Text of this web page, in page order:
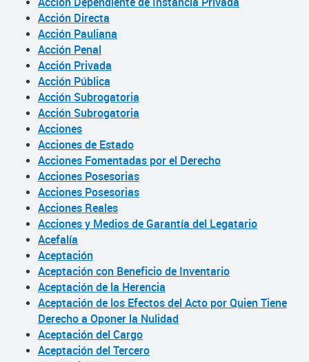
Acción Directa
Acción Pauliana
Acción Penal
Acción Privada
Acción Pública
Acción Subrogatoria
Acción Subrogatoria
Acciones
Acciones de Estado
Acciones Fomentadas por el Derecho
Acciones Posesorias
Acciones Posesorias
Acciones Reales
Acciones y Medios de Garantía del Legatario
Acefalía
Aceptación
Aceptación con Beneficio de Inventario
Aceptación de la Herencia
Aceptación de los Efectos del Acto por Quien Tiene
Derecho a Oponer la Nulidad
Aceptación del Cargo
Aceptación del Tercero